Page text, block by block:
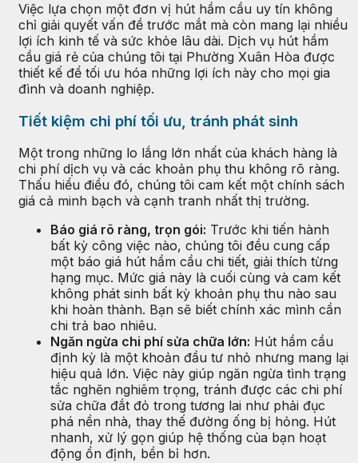
Việc lựa chọn một đơn vị hút hầm cầu uy tín không
chỉ giải quyết vấn đề trước mắt mà còn mang lại nhiều
lợi ích kinh tế và sức khỏe lâu dài. Dịch vụ hút hầm
cầu giá rẻ của chúng tôi tại Phường Xuân Hòa được
thiết kế để tối ưu hóa những lợi ích này cho mọi gia
đình và doanh nghiệp.
Tiết kiệm chi phí tối ưu, tránh phát sinh
Một trong những lo lắng lớn nhất của khách hàng là
chi phí dịch vụ và các khoản phụ thu không rõ ràng.
Thấu hiểu điều đó, chúng tôi cam kết một chính sách
giá cả minh bạch và cạnh tranh nhất thị trường.
Báo giá rõ ràng, trọn gói: Trước khi tiến hành
bất kỳ công việc nào, chúng tôi đều cung cấp
một báo giá hút hầm cầu chi tiết, giải thích từng
hạng mục. Mức giá này là cuối cùng và cam kết
không phát sinh bất kỳ khoản phụ thu nào sau
khi hoàn thành. Bạn sẽ biết chính xác mình cần
chi trả bao nhiêu.
Ngăn ngừa chi phí sửa chữa lớn: Hút hầm cầu
định kỳ là một khoản đầu tư nhỏ nhưng mang lại
hiệu quả lớn. Việc này giúp ngăn ngừa tình trạng
tắc nghẽn nghiêm trọng, tránh được các chi phí
sửa chữa đắt đỏ trong tương lai như phải đục
phá nền nhà, thay thế đường ống bị hỏng. Hút
nhanh, xử lý gọn giúp hệ thống của bạn hoạt
động ổn định, bền bỉ hơn.